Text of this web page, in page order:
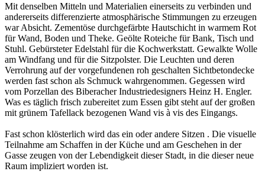
Mit denselben Mitteln und Materialien einerseits zu verbinden und
andererseits differenzierte atmosphärische Stimmungen zu erzeugen
war Absicht. Zementöse durchgefärbte Hautschicht in warmem Rot
für Wand, Boden und Theke. Geölte Roteiche für Bank, Tisch und
Stuhl. Gebürsteter Edelstahl für die Kochwerkstatt. Gewalkte Wolle
am Windfang und für die Sitzpolster. Die Leuchten und deren
Verrohrung auf der vorgefundenen roh geschalten Sichtbetondecke
werden fast schon als Schmuck wahrgenommen. Gegessen wird
vom Porzellan des Biberacher Industriedesigners Heinz H. Engler.
Was es täglich frisch zubereitet zum Essen gibt steht auf der großen
mit grünem Tafellack bezogenen Wand vis à vis des Eingangs.
Fast schon klösterlich wird das ein oder andere Sitzen . Die visuelle
Teilnahme am Schaffen in der Küche und am Geschehen in der
Gasse zeugen von der Lebendigkeit dieser Stadt, in die dieser neue
Raum impliziert worden ist.